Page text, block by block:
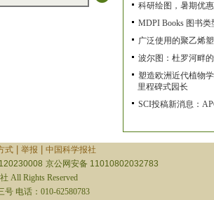
科研绘图，暑期优
MDPI Books 图书类
广泛使用的聚乙烯
波尔图：杜罗河畔
塑造欧洲近代植物
里程碑式园长
SCI投稿新消息：
式| 举报
中国科学报社
京公网安备 11010802032783
All Rights Reserved
电话：010-62580783